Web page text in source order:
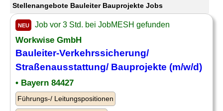
Stellenangebote Bauleiter Bauprojekte Jobs
NEU Job vor 3 Std. bei JobMESH gefunden
Workwise GmbH
Bauleiter-Verkehrssicherung/
Straßenausstattung/ Bauprojekte (m/w/d)
• Bayern 84427
Führungs-/ Leitungspositionen